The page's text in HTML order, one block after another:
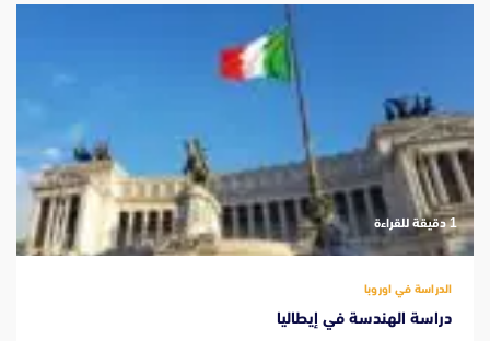
‫1 دقيقة للقراءة
الدراسة في اوروبا
دراسة الهندسة في إيطاليا